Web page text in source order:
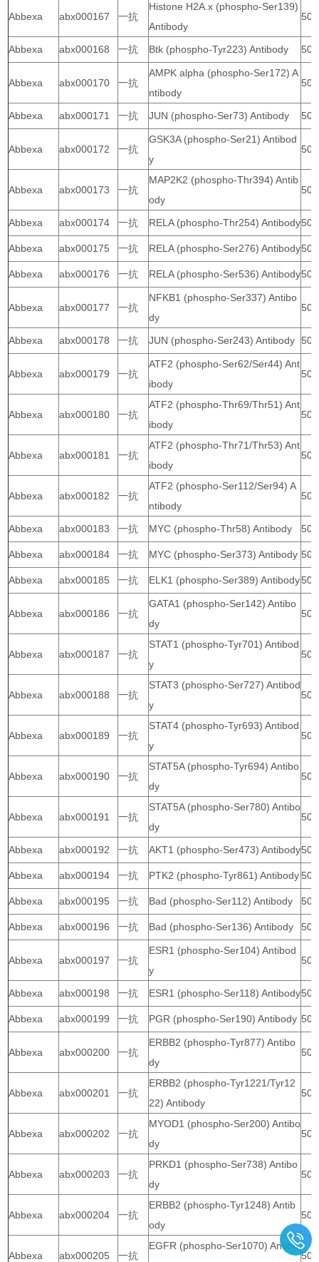
Abbexa abx000167 一抗
Histone H2A.x (phospho-Ser139)
Antibody
50
Abbexa abx000168 一抗 Btk (phospho-Tyr223) Antibody 50
Abbexa abx000170 一抗
AMPK alpha (phospho-Ser172) A
ntibody
50
Abbexa abx000171 一抗 JUN (phospho-Ser73) Antibody 50
Abbexa abx000172 一抗
GSK3A (phospho-Ser21) Antibod
y
50
Abbexa abx000173 一抗
MAP2K2 (phospho-Thr394) Antib
ody
50
Abbexa abx000174 一抗 RELA (phospho-Thr254) Antibody50
Abbexa abx000175 一抗 RELA (phospho-Ser276) Antibody50
Abbexa abx000176 一抗 RELA (phospho-Ser536) Antibody50
Abbexa abx000177 一抗
NFKB1 (phospho-Ser337) Antibo
dy
50
Abbexa abx000178 一抗 JUN (phospho-Ser243) Antibody 50
Abbexa abx000179 一抗
ATF2 (phospho-Ser62/Ser44) Ant
ibody
50
Abbexa abx000180 一抗
ATF2 (phospho-Thr69/Thr51) Ant
ibody
50
Abbexa abx000181 一抗
ATF2 (phospho-Thr71/Thr53) Ant
ibody
50
Abbexa abx000182 一抗
ATF2 (phospho-Ser112/Ser94) A
ntibody
50
Abbexa abx000183 一抗 MYC (phospho-Thr58) Antibody 50
Abbexa abx000184 一抗 MYC (phospho-Ser373) Antibody 50
Abbexa abx000185 一抗 ELK1 (phospho-Ser389) Antibody50
Abbexa abx000186 一抗
GATA1 (phospho-Ser142) Antibo
dy
50
Abbexa abx000187 一抗
STAT1 (phospho-Tyr701) Antibod
y
50
Abbexa abx000188 一抗
STAT3 (phospho-Ser727) Antibod
y
50
Abbexa abx000189 一抗
STAT4 (phospho-Tyr693) Antibod
y
50
Abbexa abx000190 一抗
STAT5A (phospho-Tyr694) Antibo
dy
50
Abbexa abx000191 一抗
STAT5A (phospho-Ser780) Antibo
dy
50
Abbexa abx000192 一抗 AKT1 (phospho-Ser473) Antibody50
Abbexa abx000194 一抗 PTK2 (phospho-Tyr861) Antibody 50
Abbexa abx000195 一抗 Bad (phospho-Ser112) Antibody 50
Abbexa abx000196 一抗 Bad (phospho-Ser136) Antibody 50
Abbexa abx000197 一抗
ESR1 (phospho-Ser104) Antibod
y
50
Abbexa abx000198 一抗 ESR1 (phospho-Ser118) Antibody50
Abbexa abx000199 一抗 PGR (phospho-Ser190) Antibody 50
Abbexa abx000200 一抗
ERBB2 (phospho-Tyr877) Antibo
dy
50
Abbexa abx000201 一抗
ERBB2 (phospho-Tyr1221/Tyr12
22) Antibody
50
Abbexa abx000202 一抗
MYOD1 (phospho-Ser200) Antibo
dy
50
Abbexa abx000203 一抗
PRKD1 (phospho-Ser738) Antibo
dy
50
Abbexa abx000204 一抗
ERBB2 (phospho-Tyr1248) Antib
ody
50
Abbexa abx000205 一抗
EGFR (phospho-Ser1070) Antibo
50